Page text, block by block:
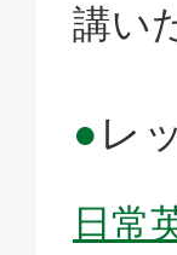
講い
● レ
日常